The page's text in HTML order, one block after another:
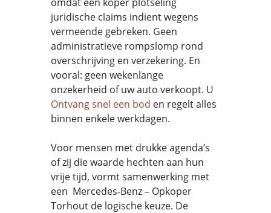
juridische claims indient wegens
vermeende gebreken. Geen
administratieve rompslomp rond
overschrijving en verzekering. En
vooral: geen wekenlange
onzekerheid of uw auto verkoopt. U
Ontvang snel een bod en regelt alles
binnen enkele werkdagen.
Voor mensen met drukke agenda’s
of zij die waarde hechten aan hun
vrije tijd, vormt samenwerking met
een Mercedes-Benz – Opkoper
Torhout de logische keuze. De